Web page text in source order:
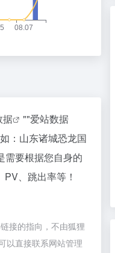
据 ""爱站数据
：山东诸城恐龙国
需要根据您自身的
、跳出率等！
接的指向，不由狐狸
以直接联系网站管理